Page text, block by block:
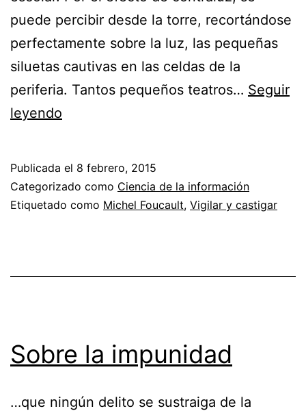
puede percibir desde la torre, recortándose
perfectamente sobre la luz, las pequeñas
siluetas cautivas en las celdas de la
periferia. Tantos pequeños teatros… Seguir
leyendo
una
trampa
Publicada el 8 febrero, 2015
Categorizado como Ciencia de la información
Etiquetado como Michel Foucault, Vigilar y castigar
Sobre la impunidad
…que ningún delito se sustraiga de la